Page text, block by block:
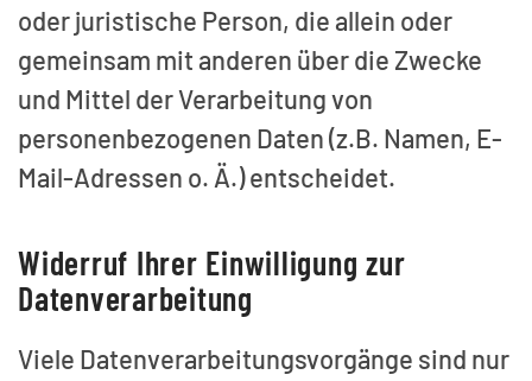
oder juristische Person, die allein oder
gemeinsam mit anderen über die Zwecke
und Mittel der Verarbeitung von
personenbezogenen Daten (z.B. Namen, E-
Mail-Adressen o. Ä.) entscheidet.
Widerruf Ihrer Einwilligung zur
Datenverarbeitung
Viele Datenverarbeitungsvorgänge sind nur